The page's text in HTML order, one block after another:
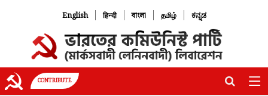
English | हिन्दी | বাংলা | தமிழ் | ಕನ್ನಡ
CONTRIBUTE